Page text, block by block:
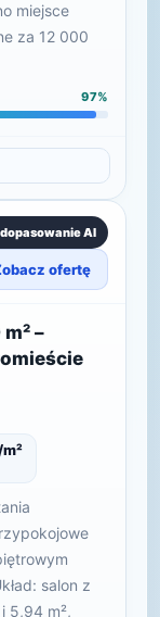
miejsce
za 12 000
97%
dopasowanie AI
ofertę
–
salon z
5,94 m²,